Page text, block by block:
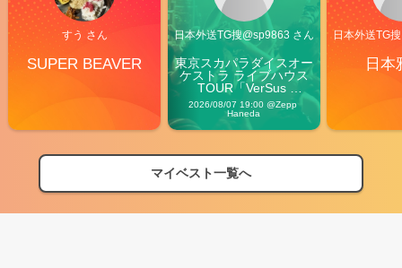
すう さん
SUPER BEAVER
日本外送TG搜@sp9863 さん
東京スカパラダイスオー
ケストラ ライブハウス
TOUR「VerSus
Carnival」
2026/08/07 19:00 @Zepp
Haneda
日本外送TG
日本
マイベスト一覧へ